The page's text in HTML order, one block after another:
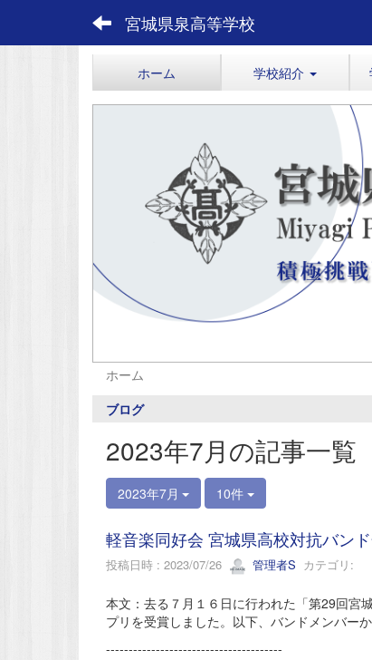
宮城県泉高等学校
ホーム 学校紹介
ホーム
ブログ
2023年7月の記事一覧
2023年7月 10件
軽音楽同好会 宮城県高校対抗バン
投稿日時 : 2023/07/26 管理者S カテゴリ:
本文：去る７月１６日に行われた「第29回宮
プリを受賞しました。以下、バンドメンバーか
---------------------------------------